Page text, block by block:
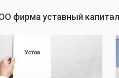
фирма уставный капитал